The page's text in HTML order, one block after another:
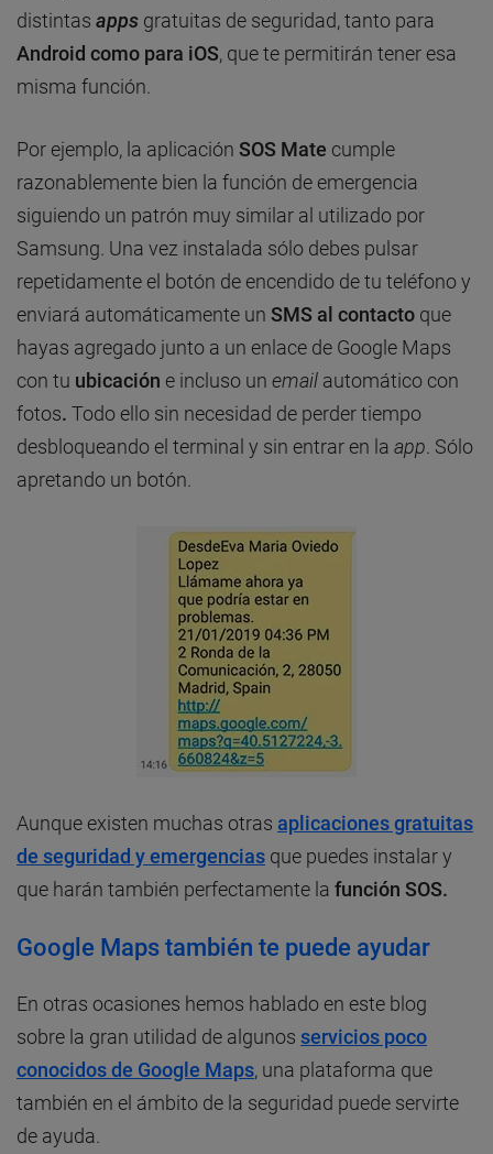
distintas apps gratuitas de seguridad, tanto para
Android como para iOS, que te permitirán tener esa
misma función.
Por ejemplo, la aplicación SOS Mate cumple
razonablemente bien la función de emergencia
siguiendo un patrón muy similar al utilizado por
Samsung. Una vez instalada sólo debes pulsar
repetidamente el botón de encendido de tu teléfono y
enviará automáticamente un SMS al contacto que
hayas agregado junto a un enlace de Google Maps
con tu ubicación e incluso un email automático con
fotos. Todo ello sin necesidad de perder tiempo
desbloqueando el terminal y sin entrar en la app . Sólo
apretando un botón.
Aunque existen muchas otras aplicaciones gratuitas
de seguridad y emergencias que puedes instalar y
que harán también perfectamente la función SOS.
Google Maps también te puede ayudar
En otras ocasiones hemos hablado en este blog
sobre la gran utilidad de algunos servicios poco
conocidos de Google Maps, una plataforma que
también en el ámbito de la seguridad puede servirte
de ayuda.